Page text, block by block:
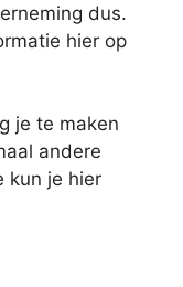
dus.
hier op
je te maken
andere
kun je hier